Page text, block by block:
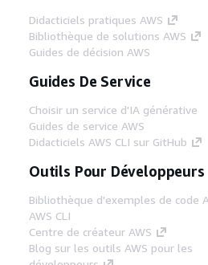
Didacticiels pratiques AWS
Bibliothèque de solutions AWS
Guides de décision AWS
Guides De Service
Choisir un service d'IA générative
Guides de service AWS
Didacticiels AWS CLI sur GitHub
Outils Pour Développeurs
Bibliothèque d'exemples de code
AWS CLI
Centre de créateur AWS
Blog sur les outils AWS pour les